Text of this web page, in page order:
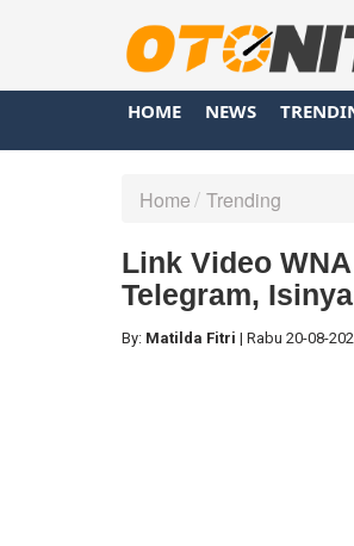
HOME NEWS
Home Trending
Link Video
Telegram,
By: Matilda Fitri | Rabu 20-08-